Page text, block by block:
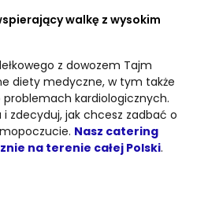
walkę z wysokim
z dowozem Tajm
diety medyczne, w tym także
kardiologicznych.
i zdecyduj, jak chcesz zadbać o
Nasz catering
na terenie całej Polski.